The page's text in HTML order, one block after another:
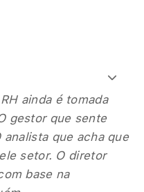
ainda é tomada
gestor que sente
que acha que
setor. O diretor
base na